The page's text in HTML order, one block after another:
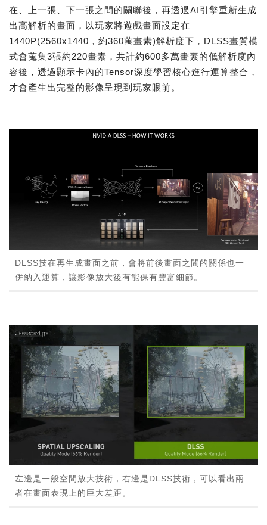
在、上一張、下一張之間的關聯後，再透過AI引擎重新生成
出高解析的畫面，以玩家將遊戲畫面設定在
1440P(2560x1440，約360萬畫素)解析度下，DLSS畫質模
式會蒐集3張約220畫素，共計約600多萬畫素的低解析度內
容後，透過顯示卡內的Tensor深度學習核心進行運算整合，
才會產生出完整的影像呈現到玩家眼前。
DLSS技在再生成畫面之前，會將前後畫面之間的關係也一
併納入運算，讓影像放大後有能保有豐富細節。
左邊是一般空間放大技術，右邊是DLSS技術，可以看出兩
者在畫面表現上的巨大差距。